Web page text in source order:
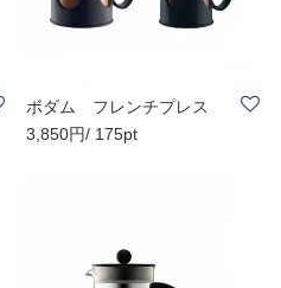
ボダム フレンチプレス
コーヒーメーカ..
3,850円/ 175pt